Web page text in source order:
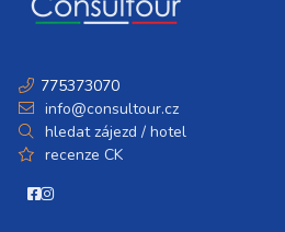
sobota - středa
20.03. - 25.03.27
sobota - čtvrtek
25 400 Kč
20.03. - 27.03.27
sobota - sobota
775373070
info@consultour.cz
hledat zájezd / hotel
recenze CK